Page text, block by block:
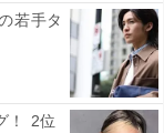
若手タ
！ 2位